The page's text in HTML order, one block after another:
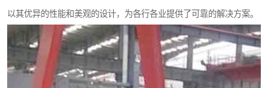
以其优异的性能和美观的设计，为各行各业提供了可靠的解决方案。